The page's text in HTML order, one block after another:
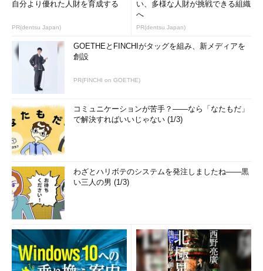
自然と「JSTQB（Japan
Board）」が規定しているステ
ージング環境を想定した実際の
シナリオに基づくテストが必要
になります。
義
書籍『実践テスト駆動開発
（翔泳社刊：Growing Object-
Tests）（以下、GOOS）では次
のように定義しています。
ユニットテスト
「オブジェクトは正しく振る
舞っているか？」「また、オブ
ジェクトは扱いやすいか？」を
自分より優れた人財を育成する
PR(dentsu Japan)
い、多様な人財が挑戦できる組織
へ
PR(dentsu Japan)
GOETHEとFINCHIがタッグを組み、新メディアを
創設
PR(FINCHI on GOETHE)
コミュニケーションが苦手？――なら「なたもだ」
で解決すればいいじゃない (1/3)
わざとハリボテのシステムを発注しましたね――黒
い三人の男 (1/3)